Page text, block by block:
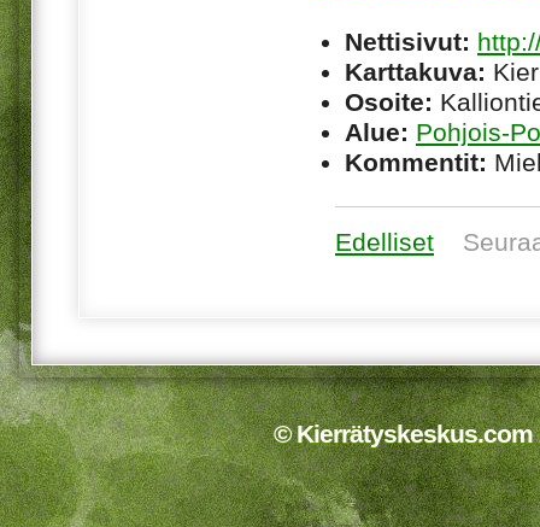
Nettisivut:
Karttakuva:
Osoite:
Alue: Pohjois-
Kommentit:
Edelliset
© Kierrätyskeskus.com